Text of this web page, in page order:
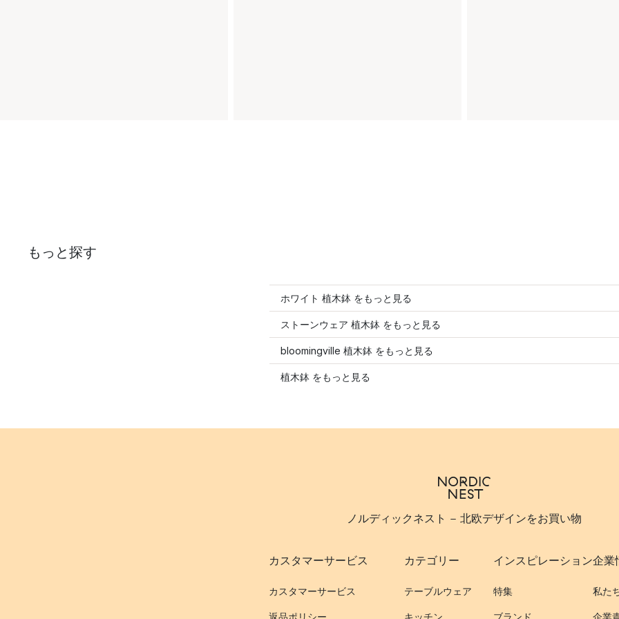
もっと探す
ホワイト 植木鉢 をもっと見る
ストーンウェア 植木鉢 をもっと見る
bloomingville 植木鉢 をもっと見る
植木鉢 をもっと見る
ノルディックネスト - 北欧デザインをお買い物
カスタマーサービス
カスタマーサービス
返品ポリシー
カテゴリー
テーブルウェア
キッチン
インスピレーション
特集
ブランド
企業
私た
企業